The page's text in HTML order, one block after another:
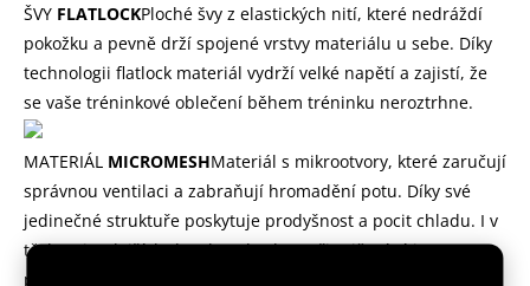
ŠVY FLATLOCKPloché švy z elastických nití, které nedráždí
pokožku a pevně drží spojené vrstvy materiálu u sebe. Díky
technologii flatlock materiál vydrží velké napětí a zajistí, že
se vaše tréninkové oblečení během tréninku neroztrhne.
MATERIÁL MICROMESHMateriál s mikrootvory, které zaručují
správnou ventilaci a zabraňují hromadění potu. Díky své
jedinečné struktuře poskytuje prodyšnost a pocit chladu. I v
těch nejteplejších dnech se budete při cvičení cítit
pohodlně.